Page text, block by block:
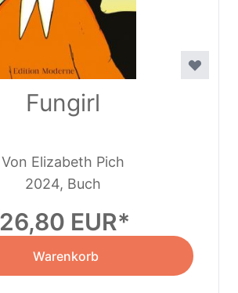
Fungirl
Von Elizabeth Pich
2024, Buch
26,80 EUR
Warenkorb